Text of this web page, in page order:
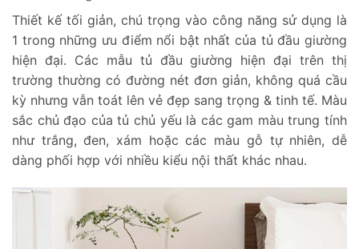
Thiết kế tối giản, chú trọng vào công năng sử dụng là
1 trong những ưu điểm nổi bật nhất của tủ đầu giường
hiện đại. Các mẫu tủ đầu giường hiện đại trên thị
trường thường có đường nét đơn giản, không quá cầu
kỳ nhưng vẫn toát lên vẻ đẹp sang trọng & tinh tế. Màu
sắc chủ đạo của tủ chủ yếu là các gam màu trung tính
như trắng, đen, xám hoặc các màu gỗ tự nhiên, dễ
dàng phối hợp với nhiều kiểu nội thất khác nhau.